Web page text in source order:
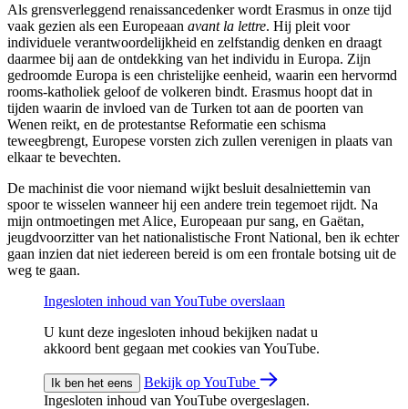
Als grensverleggend renaissancedenker wordt Erasmus in onze tijd
vaak gezien als een Europeaan avant la lettre. Hij pleit voor
individuele verantwoordelijkheid en zelfstandig denken en draagt
daarmee bij aan de ontdekking van het individu in Europa. Zijn
gedroomde Europa is een christelijke eenheid, waarin een hervormd
rooms-katholiek geloof de volkeren bindt. Erasmus hoopt dat in
tijden waarin de invloed van de Turken tot aan de poorten van
Wenen reikt, en de protestantse Reformatie een schisma
teweegbrengt, Europese vorsten zich zullen verenigen in plaats van
elkaar te bevechten.
De machinist die voor niemand wijkt besluit desalniettemin van
spoor te wisselen wanneer hij een andere trein tegemoet rijdt. Na
mijn ontmoetingen met Alice, Europeaan pur sang, en Gaëtan,
jeugdvoorzitter van het nationalistische Front National, ben ik echter
gaan inzien dat niet iedereen bereid is om een frontale botsing uit de
weg te gaan.
Ingesloten inhoud van YouTube overslaan
U kunt deze ingesloten inhoud bekijken nadat u
akkoord bent gegaan met cookies van YouTube.
Ik ben het eens
Bekijk op YouTube
Ingesloten inhoud van YouTube overgeslagen.